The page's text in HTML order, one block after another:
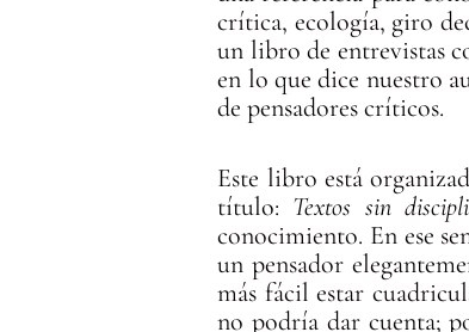
crítica, ecología, giro
un libro de entrevistas
en lo que dice nuestro
de pensadores críticos.
Este libro está
título: Textos sin
conocimiento. En ese
un pensador
más fácil estar
no podría dar cuenta;